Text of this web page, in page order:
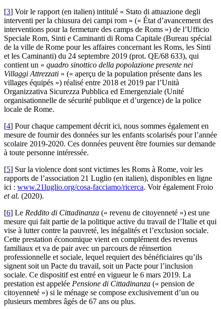
[3] Voir le rapport (en italien) intitulé « Stato di attuazione degli
interventi per la chiusura dei campi rom » (« État d’avancement des
interventions pour la fermeture des camps de Roms ») de l’Ufficio
Speciale Rom, Sinti e Caminanti di Roma Capitale (Bureau spécial
de la ville de Rome pour les affaires concernant les Roms, les Sinti
et les Caminanti) du 24 septembre 2019 (prot. QE/68 633), qui
contient un « quadro sinottico della popolazione presente nei
Villaggi Attrezzati » (« aperçu de la population présente dans les
villages équipés ») réalisé entre 2018 et 2019 par l’Unità
Organizzativa Sicurezza Pubblica ed Emergenziale (Unité
organisationnelle de sécurité publique et d’urgence) de la police
locale de Rome.
[4] Pour chaque campement décrit ici, nous sommes également en
mesure de fournir des données sur les enfants scolarisés pour l’année
scolaire 2019-2020. Ces données peuvent être fournies sur demande
à toute personne intéressée.
[5] Sur la violence dont sont victimes les Roms à Rome, voir les
rapports de l’association 21 Luglio (en italien), disponibles en ligne
ici : www.21luglio.org/cosa-facciamo/ricerca. Voir également Froio
et al. (2020).
[6] Le Reddito di Cittadinanza (« revenu de citoyenneté ») est une
mesure qui fait partie de la politique active du travail de l’Italie et qui
vise à lutter contre la pauvreté, les inégalités et l’exclusion sociale.
Cette prestation économique vient en complément des revenus
familiaux et va de pair avec un parcours de réinsertion
professionnelle et sociale, lequel requiert des bénéficiaires qu’ils
signent soit un Pacte du travail, soit un Pacte pour l’inclusion
sociale. Ce dispositif est entré en vigueur le 6 mars 2019. La
prestation est appelée Pensione di Cittadinanza (« pension de
citoyenneté ») si le ménage se compose exclusivement d’un ou
plusieurs membres âgés de 67 ans ou plus.